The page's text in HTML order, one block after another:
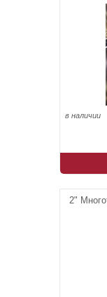
в наличии
2"